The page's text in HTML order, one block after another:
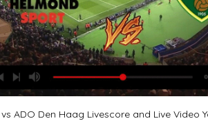
ADO Den Haag Livescore and Live Video